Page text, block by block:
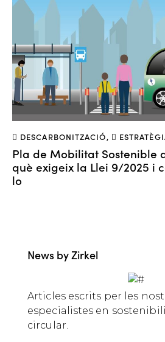
DESCARBONITZACIÓ,
Pla de Mobilitat Sostenible
què exigeix la Llei 9/2025 i
lo
News by Zirkel
Articles escrits per les
especialistes en
circular.